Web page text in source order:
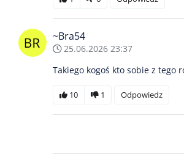
~Bra54
25.06.2026 23:37
Takiego kogoś kto sobie z
10 1 Odpowiedz